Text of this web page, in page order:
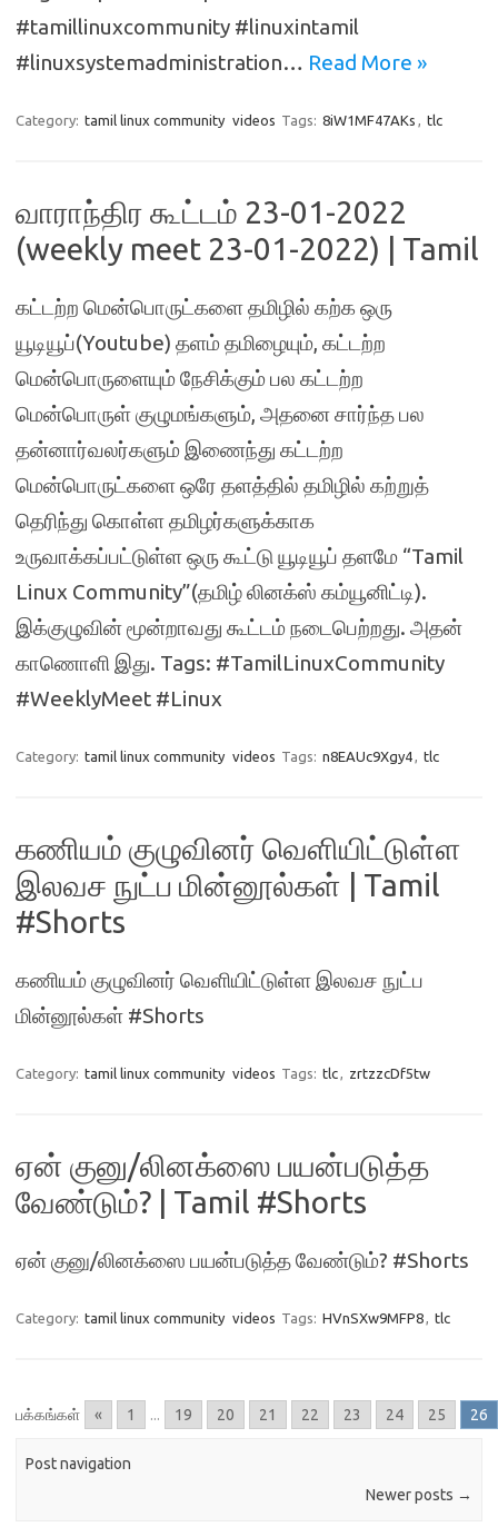
#tamillinuxcommunity #linuxintamil
#linuxsystemadministration… Read More »
Category: tamil linux community videos Tags: 8iW1MF47AKs , tlc
வாராந்திர கூட்டம் 23-01-2022
(weekly meet 23-01-2022) | Tamil
கட்டற்ற மென்பொருட்களை தமிழில் கற்க ஒரு
யூடியூப்(Youtube) தளம் தமிழையும், கட்டற்ற
மென்பொருளையும் நேசிக்கும் பல கட்டற்ற
மென்பொருள் குழுமங்களும், அதனை சார்ந்த பல
தன்னார்வலர்களும் இணைந்து கட்டற்ற
மென்பொருட்களை ஒரே தளத்தில் தமிழில் கற்றுத்
தெரிந்து கொள்ள தமிழர்களுக்காக
உருவாக்கப்பட்டுள்ள ஒரு கூட்டு யூடியூப் தளமே “Tamil
Linux Community”(தமிழ் லினக்ஸ் கம்யூனிட்டி).
இக்குழுவின் மூன்றாவது கூட்டம் நடைபெற்றது. அதன்
காணொளி இது. Tags: #TamilLinuxCommunity
#WeeklyMeet #Linux
Category: tamil linux community videos Tags: n8EAUc9Xgy4, tlc
கணியம் குழுவினர் வெளியிட்டுள்ள
இலவச நுட்ப மின்னூல்கள் | Tamil
#Shorts
கணியம் குழுவினர் வெளியிட்டுள்ள இலவச நுட்ப
மின்னூல்கள் #Shorts
Category: tamil linux community videos Tags: tlc, zrtzzcDf5tw
ஏன் குனு/லினக்ஸை பயன்படுத்த
வேண்டும்? | Tamil #Shorts
ஏன் குனு/லினக்ஸை பயன்படுத்த வேண்டும்? #Shorts
Category: tamil linux community videos Tags: HVnSXw9MFP8, tlc
பக்கங்கள் « 1 ... 19 20 21 22 23 24 25 26
Post navigation
Newer posts →